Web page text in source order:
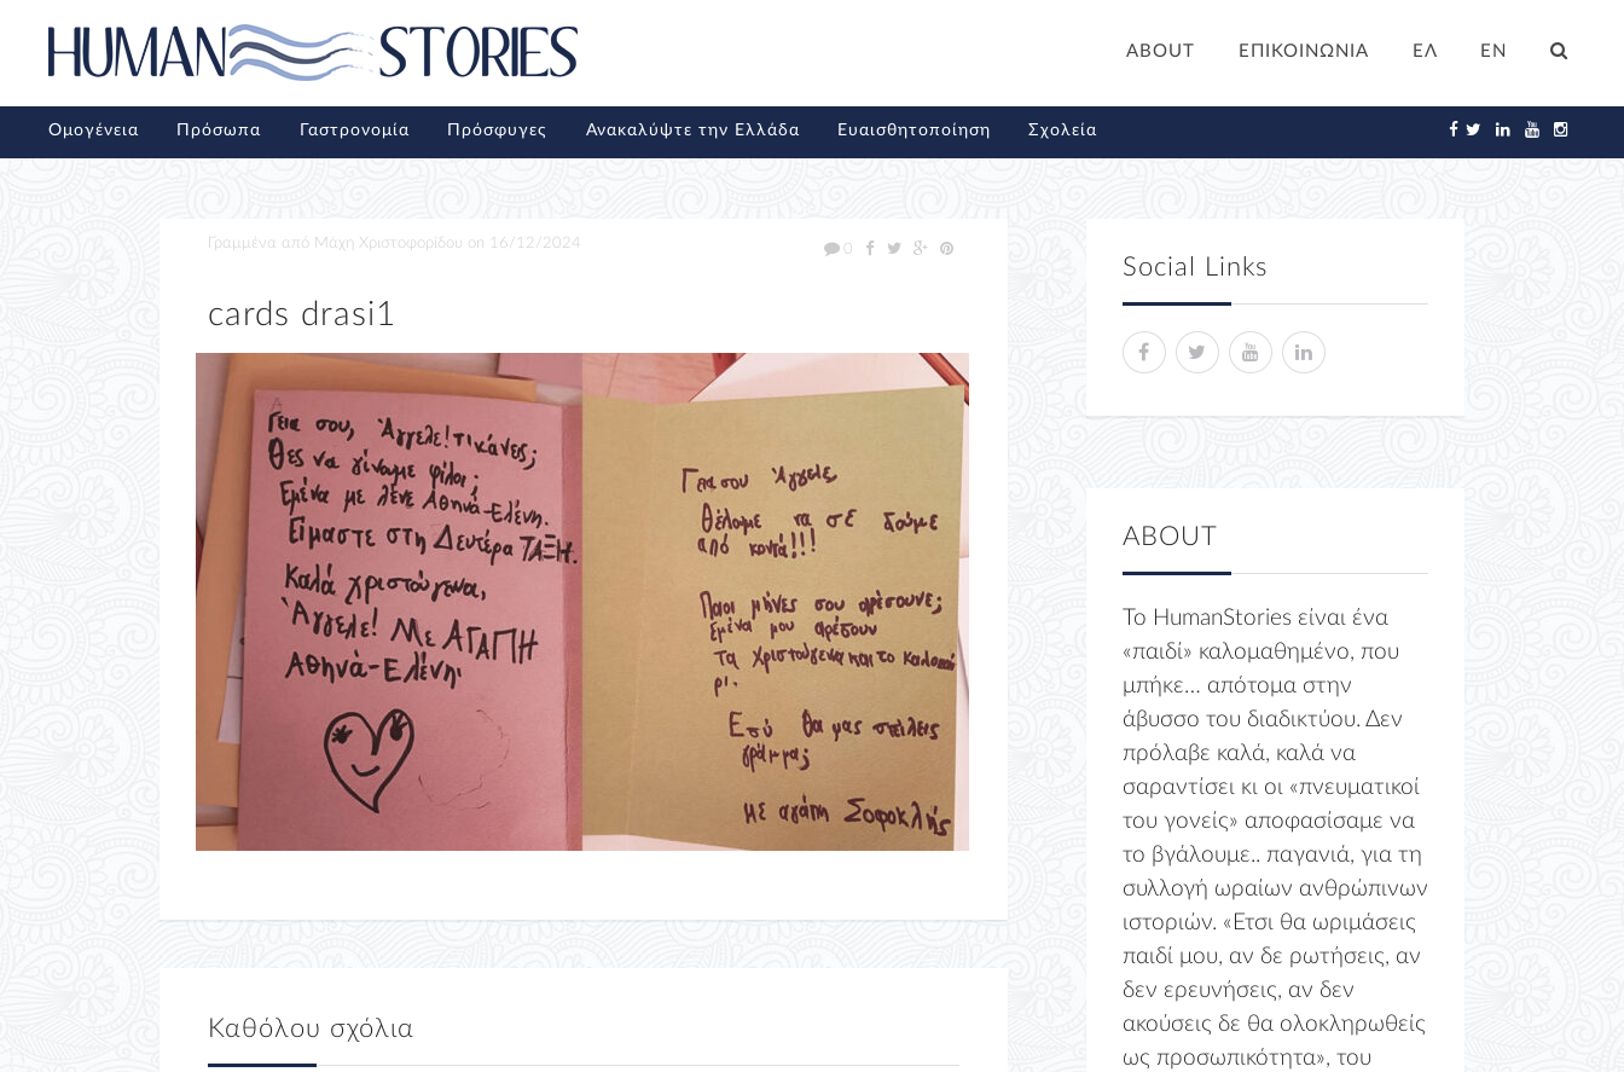
ABOUT ΕΠΙΚΟΙΝΩΝΙΑ ΕΛ EN
Ομογένεια Πρόσωπα Γαστρονομία Πρόσφυγες Ανακαλύψτε την Ελλάδα Ευαισθητοποίηση Σχολεία
Γραμμένα από Μάχη Χριστοφορίδου on 16/12/2024 0
cards drasi1
Καθόλου σχόλια
Social Links
ABOUT
Το HumanStories είναι ένα
«παιδί» καλομαθημένο, που
μπήκε… απότομα στην
άβυσσο του διαδικτύου. Δεν
πρόλαβε καλά, καλά να
σαραντίσει κι οι «πνευματικοί
του γονείς» αποφασίσαμε να
το βγάλουμε.. παγανιά, για τη
συλλογή ωραίων ανθρώπινων
ιστοριών. «Ετσι θα ωριμάσεις
παιδί μου, αν δε ρωτήσεις, αν
δεν ερευνήσεις, αν δεν
ακούσεις δε θα ολοκληρωθείς
ως προσωπικότητα», του